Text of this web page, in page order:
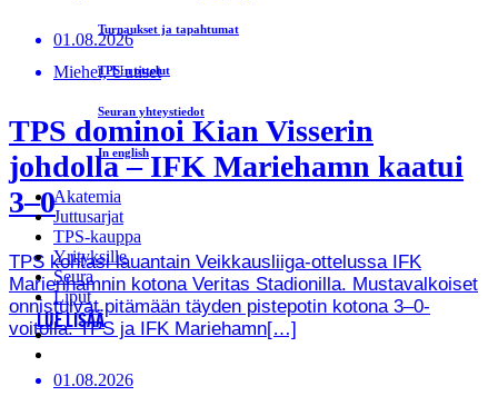
Turnaukset ja tapahtumat
TPS:n ottelut
Seuran yhteystiedot
In english
Akatemia
Juttusarjat
TPS-kauppa
Yrityksille
Seura
Liput
01.08.2026
Miehet, Uutiset
TPS dominoi Kian Visserin
johdolla – IFK Mariehamn kaatui
3–0
TPS kohtasi lauantain Veikkausliiga-ottelussa IFK
Marienhamnin kotona Veritas Stadionilla. Mustavalkoiset
onnistuivat pitämään täyden pistepotin kotona 3–0-
voitolla. TPS ja IFK Mariehamn[…]
LUE LISÄÄ
01.08.2026